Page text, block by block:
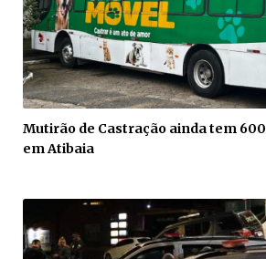
Mutirão de Castração ainda tem
em Atibaia